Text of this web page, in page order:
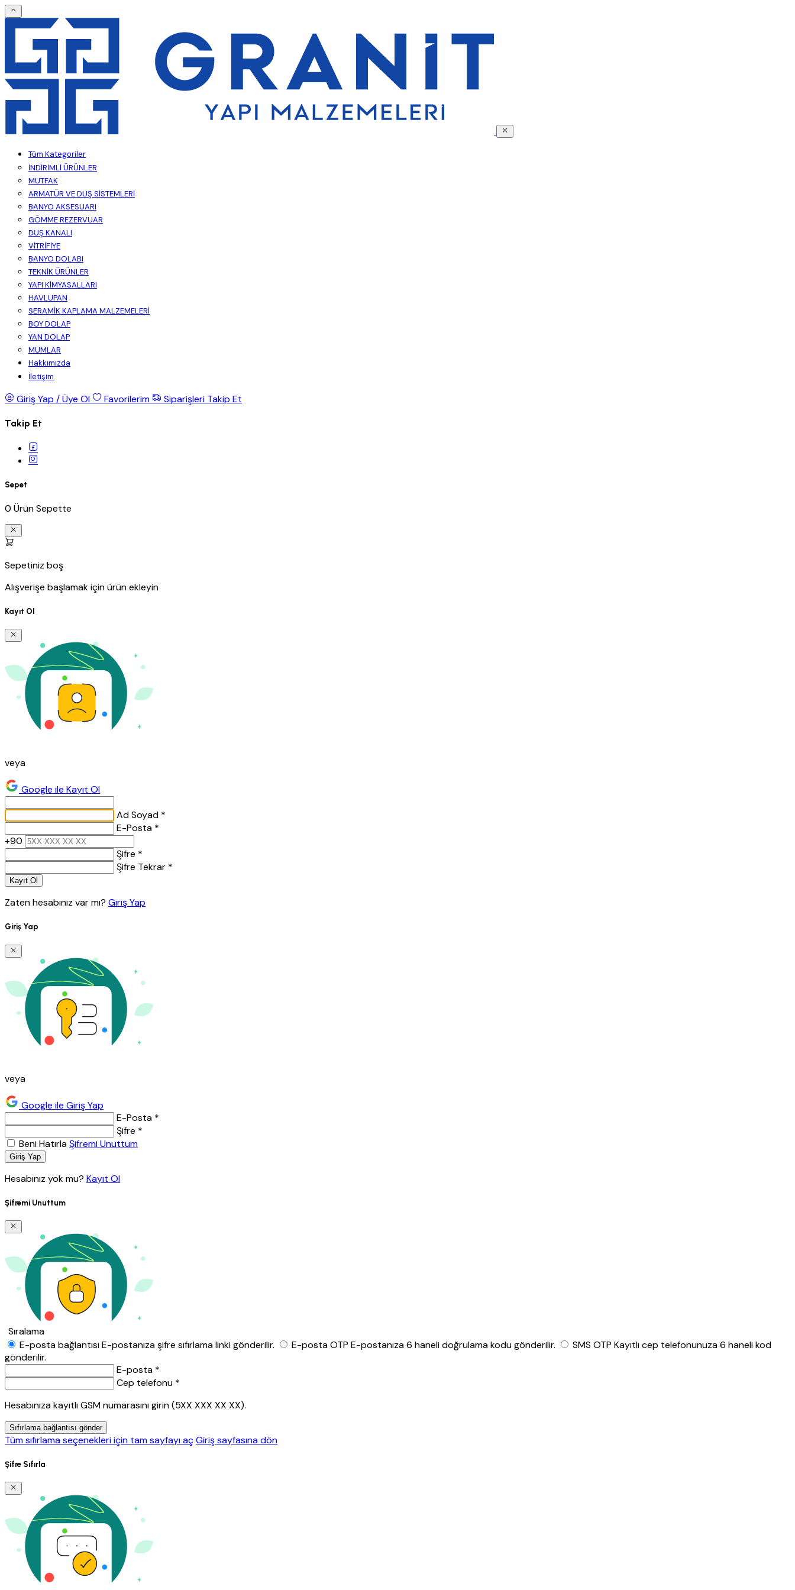
Tüm Kategoriler
İNDİRİMLİ ÜRÜNLER
MUTFAK
ARMATÜR VE DUŞ SİSTEMLERİ
BANYO AKSESUARI
GÖMME REZERVUAR
DUŞ KANALI
VİTRİFİYE
BANYO DOLABI
TEKNİK ÜRÜNLER
YAPI KİMYASALLARI
HAVLUPAN
SERAMİK KAPLAMA MALZEMELERİ
BOY DOLAP
YAN DOLAP
MUMLAR
Hakkımızda
İletişim
Giriş Yap / Üye Ol Favorilerim Siparişleri Takip Et
Takip Et
Sepet
0 Ürün Sepette
Sepetiniz boş
Alışverişe başlamak için ürün ekleyin
Kayıt Ol
veya
Google ile Kayıt Ol
Ad Soyad *
E-Posta *
+90
Şifre *
Şifre Tekrar *
Kayıt Ol
Zaten hesabınız var mı? Giriş Yap
Giriş Yap
veya
Google ile Giriş Yap
E-Posta *
Şifre *
Beni HatırlaŞifremi Unuttum
Giriş Yap
Hesabınız yok mu? Kayıt Ol
Şifremi Unuttum
E-posta bağlantısıE-postanıza şifre sıfırlama linki gönderilir. E-posta OTP E-postanıza 6 haneli doğrulama kodu gönderilir. SMS OTP Kayıtlı cep telefonunuza 6 haneli kod
gönderilir.
E-posta *
Cep telefonu *
Hesabınıza kayıtlı GSM numarasını girin (5XX XXX XX XX).
Sıfırlama bağlantısı gönder
Tüm sıfırlama seçenekleri için tam sayfayı açGiriş sayfasına dön
Şifre Sıfırla
Sıralama